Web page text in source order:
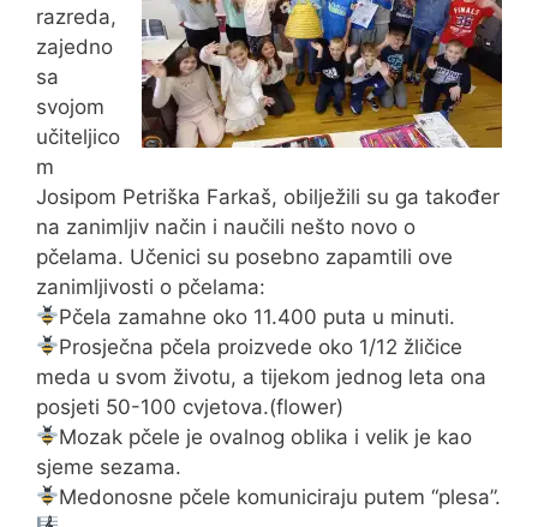
razreda,
zajedno
sa
svojom
učiteljico
m
Josipom Petriška Farkaš, obilježili su ga također
na zanimljiv način i naučili nešto novo o
pčelama. Učenici su posebno zapamtili ove
zanimljivosti o pčelama:
Pčela zamahne oko 11.400 puta u minuti.
Prosječna pčela proizvede oko 1/12 žličice
meda u svom životu, a tijekom jednog leta ona
posjeti 50-100 cvjetova.(flower)
Mozak pčele je ovalnog oblika i velik je kao
sjeme sezama.
Medonosne pčele komuniciraju putem “plesa”.